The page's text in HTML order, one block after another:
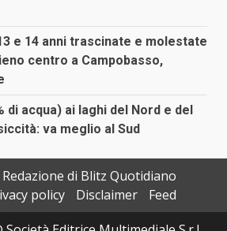
e 14 anni trascinate e molestate
centro a Campobasso,
di acqua) ai laghi del Nord e del
va meglio al Sud
Redazione di Blitz Quotidiano
policy Disclaimer
Feed